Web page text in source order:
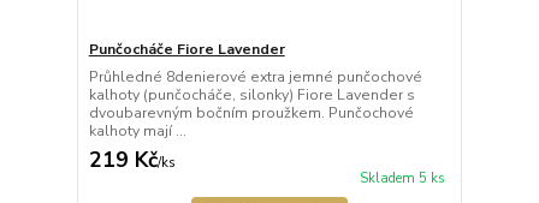
Punčocháče Fiore Lavender
Průhledné 8denierové extra jemné punčochové
kalhoty (punčocháče, silonky) Fiore Lavender s
dvoubarevným bočním proužkem. Punčochové
kalhoty mají ...
219 Kč/ks
Skladem 5 ks